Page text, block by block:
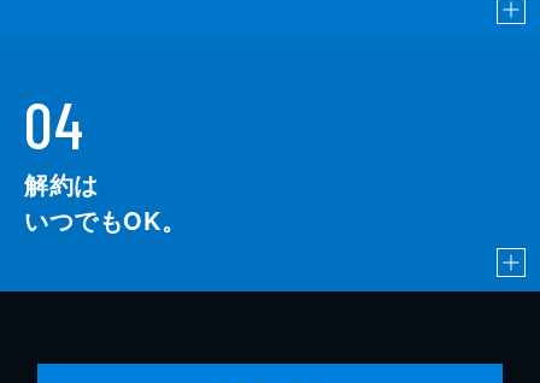
04
解約は
いつでもOK。